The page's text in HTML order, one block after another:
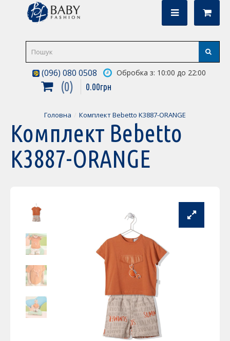
(096) 080 0508 Обробка з: 10:00 до 22:00
0 0.00грн
Головна Комплект Bebetto K3887-ORANGE
Комплект Bebetto
K3887-ORANGE